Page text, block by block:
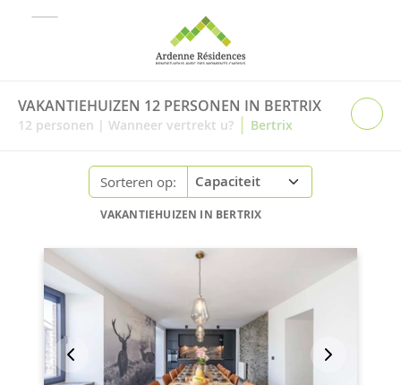
VAKANTIEHUIZEN 12 PERSONEN IN BERTRIX
12 personen | Wanneer vertrekt u? | Bertrix
Sorteren op:
VAKANTIEHUIZEN IN BERTRIX